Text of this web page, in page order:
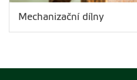
Mechanizační dílny